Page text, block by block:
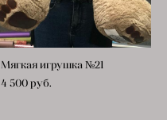
Мягкая игрушка №21
4 500 pуб.